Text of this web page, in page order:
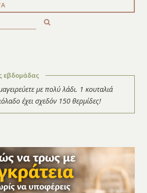
εβδομάδας
με πολύ λάδι. 1 κουταλιά
έχει σχεδόν 150 θερμίδες!